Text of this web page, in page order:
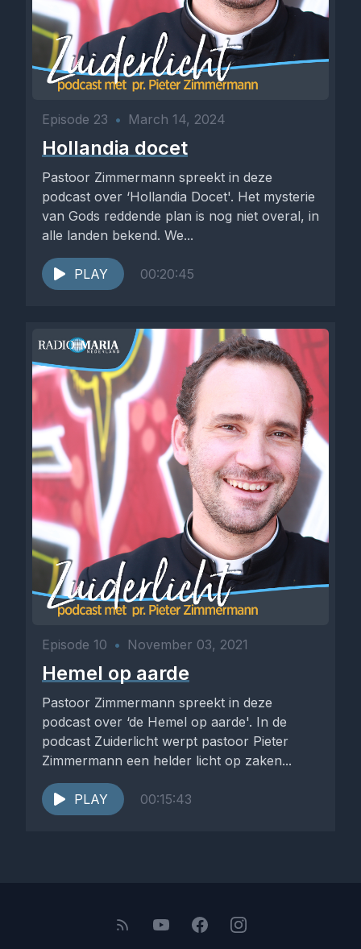
Episode 23 • March 14, 2024
Hollandia docet
Pastoor Zimmermann spreekt in deze
podcast over ‘Hollandia Docet'. Het mysterie
van Gods reddende plan is nog niet overal, in
alle landen bekend. We...
PLAY 00:20:45
Episode 10 • November 03, 2021
Hemel op aarde
Pastoor Zimmermann spreekt in deze
podcast over ‘de Hemel op aarde'. In de
podcast Zuiderlicht werpt pastoor Pieter
Zimmermann een helder licht op zaken...
PLAY 00:15:43